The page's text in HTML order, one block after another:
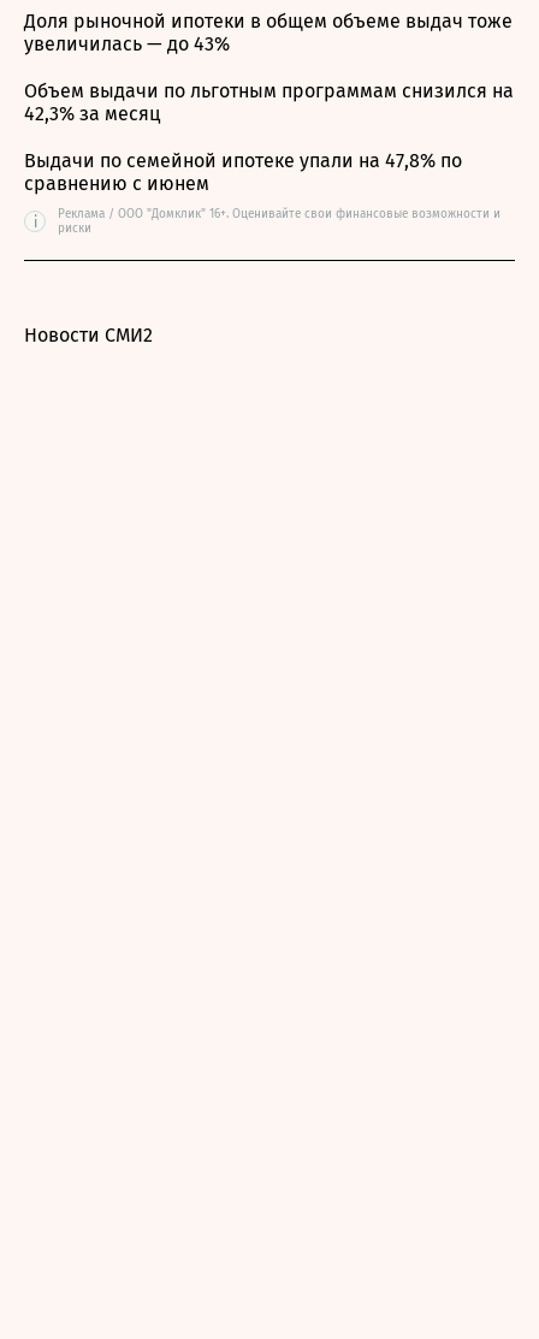
Доля рыночной ипотеки в общем объеме выдач тоже
увеличилась — до 43%
Объем выдачи по льготным программам снизился на
42,3% за месяц
Выдачи по семейной ипотеке упали на 47,8% по
сравнению с июнем
i
Реклама / ООО "Домклик" 16+. Оценивайте свои финансовые возможности и
риски
Новости СМИ2